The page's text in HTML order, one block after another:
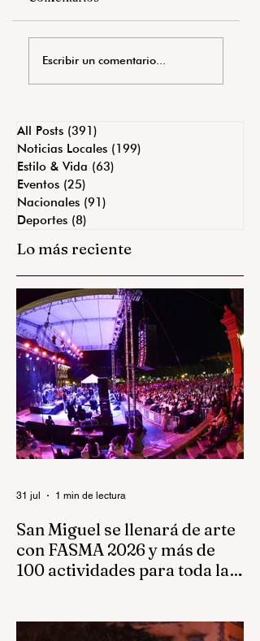
VIVE SAN MIGUEL
FUTBOL EN
FAMILIA DESDE
Escribir un comentario...
All Posts (391)
Noticias Locales (199)
Estilo & Vida (63)
Eventos (25)
Nacionales (91)
Deportes (8)
Lo más reciente
San Miguel se llenará de arte
con FASMA 2026 y más de
100 actividades para toda la
literatura, exposiciones, talleres y
31 jul 1 min de lectura